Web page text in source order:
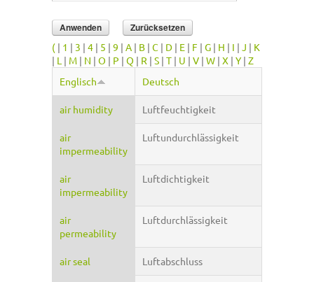
( | 1 | 3 | 4 | 5 | 9 | A | B | C | D | E | F | G | H | I | J | K
| L | M | N | O | P | Q | R | S | T | U | V | W | X | Y | Z
Englisch
Deutsch
air humidity Luftfeuchtigkeit
air
impermeability
Luftundurchlässigkeit
air
impermeability
Luftdichtigkeit
air
permeability
Luftdurchlässigkeit
air seal Luftabschluss